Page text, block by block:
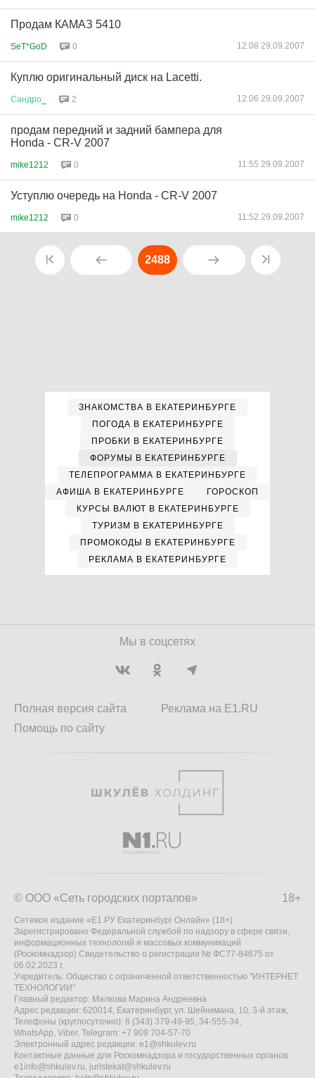
Продам КАМАЗ 5410
SeT*GoD 0 12:08 29.09.2007
Куплю оригинальный диск на Lacetti.
Сандро 2 12:06 29.09.2007
продам передний и задний бампера для
Honda - CR-V 2007
mike1212 0 11:55 29.09.2007
Уступлю очередь на Honda - CR-V 2007
mike1212 0 11:52 29.09.2007
2488
ЗНАКОМСТВА В ЕКАТЕРИНБУРГЕ
ПОГОДА В ЕКАТЕРИНБУРГЕ
ПРОБКИ В ЕКАТЕРИНБУРГЕ
ФОРУМЫ В ЕКАТЕРИНБУРГЕ
ТЕЛЕПРОГРАММА В ЕКАТЕРИНБУРГЕ
АФИША В ЕКАТЕРИНБУРГЕ
ГОРОСКОП
КУРСЫ ВАЛЮТ В ЕКАТЕРИНБУРГЕ
ТУРИЗМ В ЕКАТЕРИНБУРГЕ
ПРОМОКОДЫ В ЕКАТЕРИНБУРГЕ
РЕКЛАМА В ЕКАТЕРИНБУРГЕ
Мы в соцсетях
Полная версия сайта
Помощь по сайту
Реклама на E1.RU
18+
© ООО «Сеть городских порталов»
Сетевое издание «Е1.РУ Екатеринбург Онлайн» (18+)
Зарегистрировано Федеральной службой по надзору в сфере связи,
информационных технологий и массовых коммуникаций
(Роскомнадзор) Свидетельство о регистрации № ФС77-84675 от
06.02.2023 г.
Учредитель: Общество с ограниченной ответственностью "ИНТЕРНЕТ
ТЕХНОЛОГИИ"
Главный редактор: Малкова Марина Андреевна
Адрес редакции: 620014, Екатеринбург, ул. Шейнкмана, 10, 3-й этаж,
Телефоны (круглосуточно): 8 (343) 379-49-95, 34-555-34,
WhatsApp, Viber, Telegram: +7 909 704-57-70
Электронный адрес редакции: e1@shkulev.ru
Контактные данные для Роскомнадзора и государственных органов:
e1info@shkulev.ru, juristekat@shkulev.ru